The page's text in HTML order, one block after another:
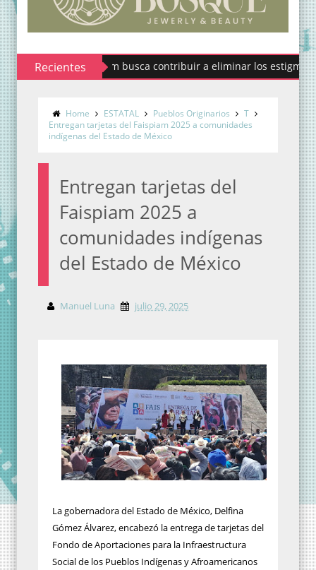
Recientes
Codhem busca contribuir a eliminar los estigmas y mitos
Sindicato de Maestros al Servicio del Estado de México
Home ESTATAL Pueblos Originarios
T
Entregan tarjetas del Faispiam 2025 a comunidades
indígenas del Estado de México
Entregan tarjetas del
Faispiam 2025 a
comunidades indígenas
del Estado de México
Manuel Luna julio 29, 2025
La gobernadora del Estado de México, Delfina
Gómez Álvarez, encabezó la entrega de tarjetas del
Fondo de Aportaciones para la Infraestructura
Social de los Pueblos Indígenas y Afroamericanos